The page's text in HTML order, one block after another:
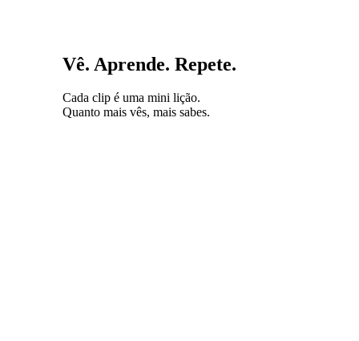
Vê. Aprende. Repete.
Cada clip é uma mini lição.
Quanto mais vês, mais sabes.